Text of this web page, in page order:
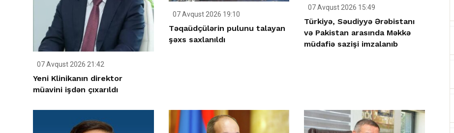
07 Avqust 2026 21:42
Yeni Klinikanın direktor
müavini işdən çıxarıldı
07 Avqust 2026 19:10
Təqaüdçülərin pulunu talayan
şəxs saxlanıldı
07 Avqust 2026 15:49
Türkiyə, Səudiyyə Ərəbistanı
və Pakistan arasında Məkkə
müdafiə sazişi imzalanıb